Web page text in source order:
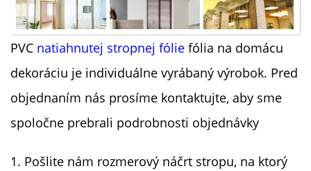
PVC natiahnutej stropnej fólie fólia na domácu
dekoráciu je individuálne vyrábaný výrobok. Pred
objednaním nás prosíme kontaktujte, aby sme
spoločne prebrali podrobnosti objednávky
1. Pošlite nám rozmerový náčrt stropu, na ktorý